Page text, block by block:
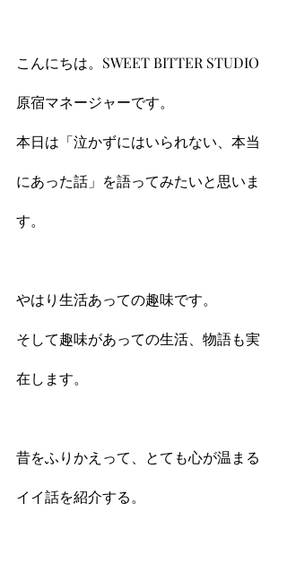
こんにちは。SWEET BITTER STUDIO
原宿マネージャーです。
本日は「泣かずにはいられない、本当
にあった話」を語ってみたいと思いま
す。
やはり生活あっての趣味です。
そして趣味があっての生活、物語も実
在します。
昔をふりかえって、とても心が温まる
イイ話を紹介する。